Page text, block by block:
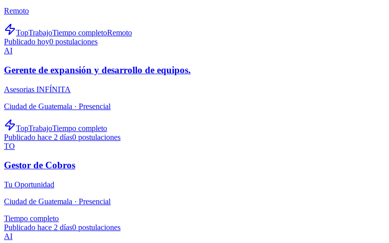
Remoto
TopTrabajoTiempo completoRemoto
Publicado hoy0 postulaciones
AI
Gerente de expansión y desarrollo de equipos.
Asesorias INFÍNITA
Ciudad de Guatemala · Presencial
TopTrabajoTiempo completo
Publicado hace 2 días0 postulaciones
TO
Gestor de Cobros
Tu Oportunidad
Ciudad de Guatemala · Presencial
Tiempo completo
Publicado hace 2 días0 postulaciones
AI